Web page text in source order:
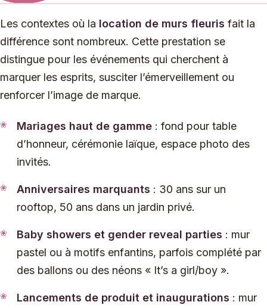
Les contextes où la location de murs fleuris fait la
différence sont nombreux. Cette prestation se
distingue pour les événements qui cherchent à
marquer les esprits, susciter l’émerveillement ou
renforcer l’image de marque.
Mariages haut de gamme : fond pour table
d’honneur, cérémonie laïque, espace photo des
invités.
Anniversaires marquants : 30 ans sur un
rooftop, 50 ans dans un jardin privé.
Baby showers et gender reveal parties : mur
pastel ou à motifs enfantins, parfois complété par
des ballons ou des néons « It’s a girl/boy ».
Lancements de produit et inaugurations : mur